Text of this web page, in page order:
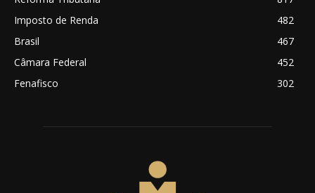
Imposto de Renda
482
Brasil
467
Câmara Federal
452
Fenafisco
302